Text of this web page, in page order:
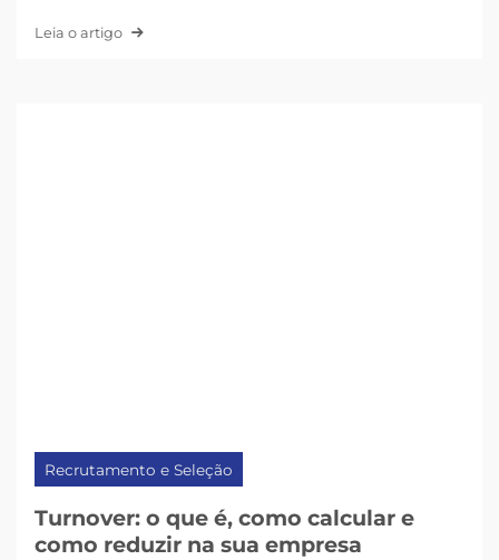
Leia o artigo
Recrutamento e Seleção
Turnover: o que é, como calcular e
como reduzir na sua empresa